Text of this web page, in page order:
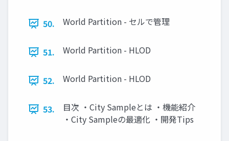
50. World Partition - セルで管理
51. World Partition - HLOD
52. World Partition - HLOD
53.
目次 ・City Sampleとは ・機能紹介
・City Sampleの最適化 ・開発Tips